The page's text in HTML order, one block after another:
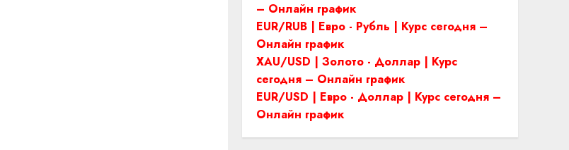
– Онлайн график
EUR/RUB | Евро - Рубль | Курс сегодня –
Онлайн график
XAU/USD | Золото - Доллар | Курс
сегодня – Онлайн график
EUR/USD | Евро - Доллар | Курс сегодня –
Онлайн график